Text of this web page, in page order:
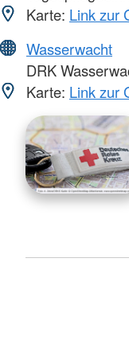
Karte: Link zur
Wasserwacht
DRK
Karte: Link zur